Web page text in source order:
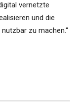
vernetzte
und die
zu machen.“